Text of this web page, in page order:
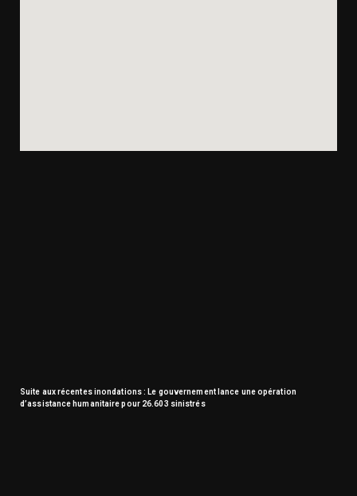
Suite aux récentes inondations : Le gouvernement lance une opération
d’assistance humanitaire pour 26.603 sinistrés